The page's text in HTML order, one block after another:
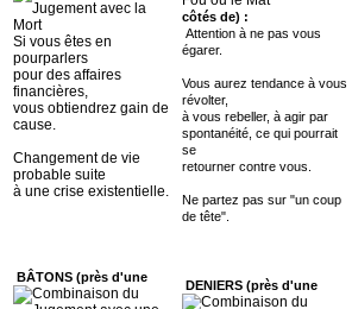
Si vous êtes en
pourparlers
pour des affaires
financières,
vous obtiendrez gain de
cause.
Changement de vie
probable suite
à une crise existentielle.
côtés de) :
Attention à ne pas vous
égarer.
Vous aurez tendance à vous
révolter,
à vous rebeller, à agir par
spontanéité, ce qui pourrait
se
retourner contre vous.
Ne partez pas sur "un coup
de tête".
BÂTONS (près d'une
DENIERS (près d'une